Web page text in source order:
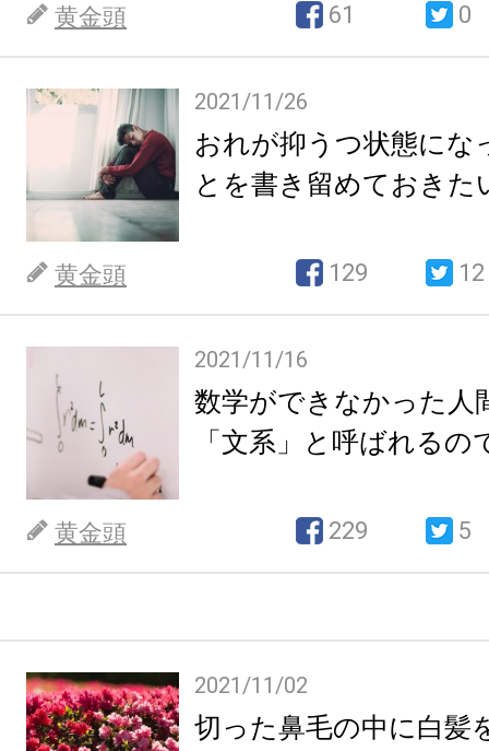
黄金頭 61 0
2021/11/26
おれが抑うつ状態にな
とを書き留めておきた
黄金頭 129 12
2021/11/16
数学ができなかった人
「文系」と呼ばれる
黄金頭 229 5
2021/11/02
切った鼻毛の中に白髪